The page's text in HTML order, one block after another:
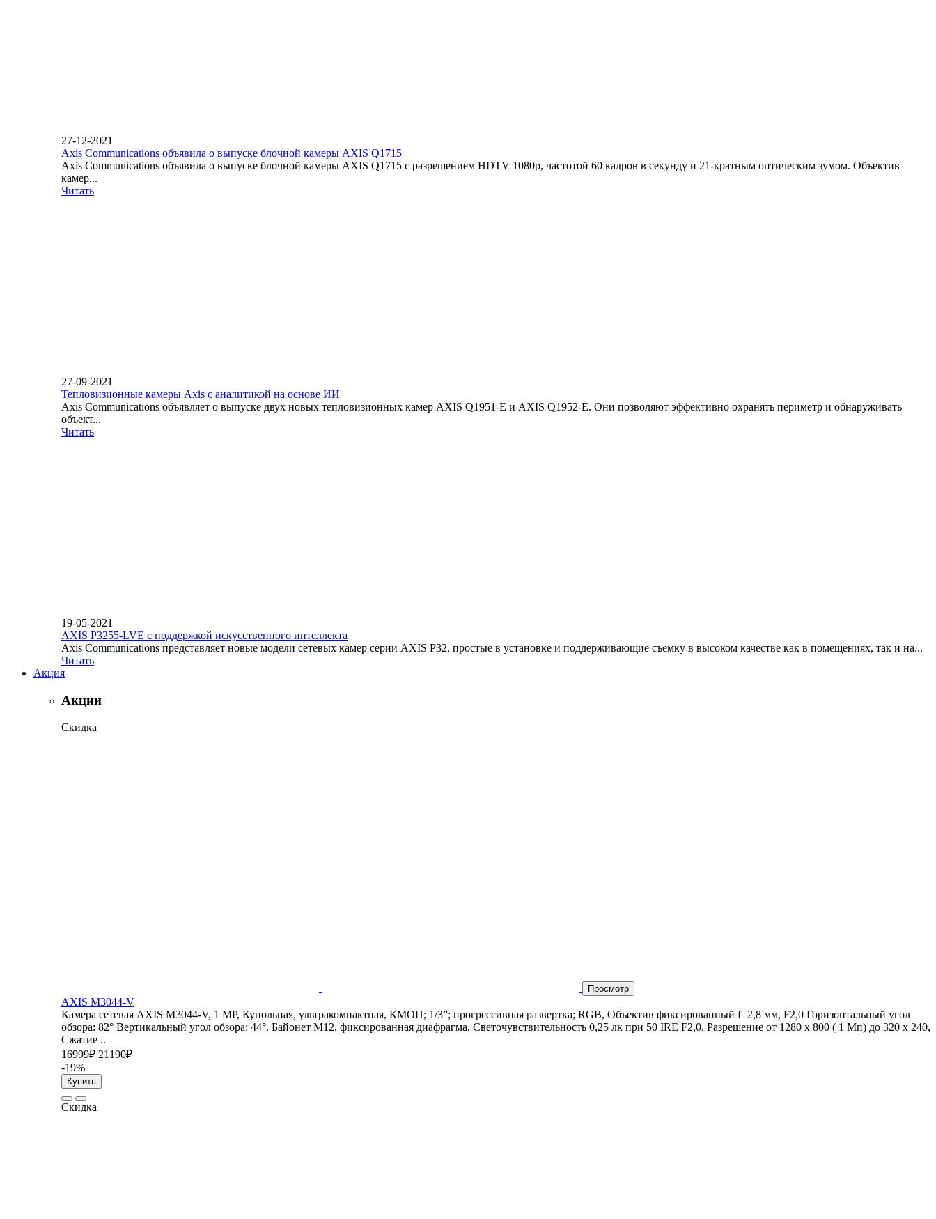
27-12-2021
Axis Communications объявила о выпуске блочной камеры AXIS Q1715
Axis Communications объявила о выпуске блочной камеры AXIS Q1715 с разрешением HDTV 1080p, частотой 60 кадров в секунду и 21-кратным оптическим зумом. Объектив
камер...
Читать
27-09-2021
Тепловизионные камеры Axis с аналитикой на основе ИИ
Axis Communications объявляет о выпуске двух новых тепловизионных камер AXIS Q1951-E и AXIS Q1952-E. Они позволяют эффективно охранять периметр и обнаруживать
объект...
Читать
19-05-2021
AXIS P3255-LVE с поддержкой искусственного интеллекта
Axis Communications представляет новые модели сетевых камер серии AXIS P32, простые в установке и поддерживающие съемку в высоком качестве как в помещениях, так и на...
Читать
Акция
Акции
Скидка
Просмотр
AXIS M3044-V
Камера сетевая AXIS M3044-V, 1 MP, Купольная, ультракомпактная, КМОП; 1/3”; прогрессивная развертка; RGB, Объектив фиксированный f=2,8 мм, F2,0 Горизонтальный угол
обзора: 82° Вертикальный угол обзора: 44°. Байонет М12, фиксированная диафрагма, Светочувствительность 0,25 лк при 50 IRE F2,0, Разрешение от 1280 x 800 ( 1 Мп) до 320 x 240,
Сжатие ..
16999₽ 21190₽
-19%
Купить
Скидка